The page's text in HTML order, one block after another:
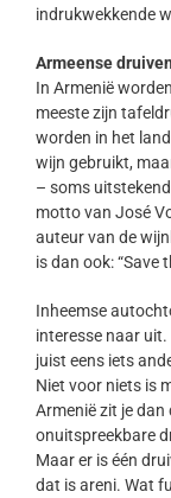
indrukwekkende
Armeense
In Armenië
meeste zijn
worden in het
wijn gebruikt,
– soms
motto van José
auteur van de
is dan ook: “Save
Inheemse
interesse naar
juist eens iets
Niet voor niets is
Armenië zit je dan
onuitspreekbare
Maar er is één
dat is areni. Wat